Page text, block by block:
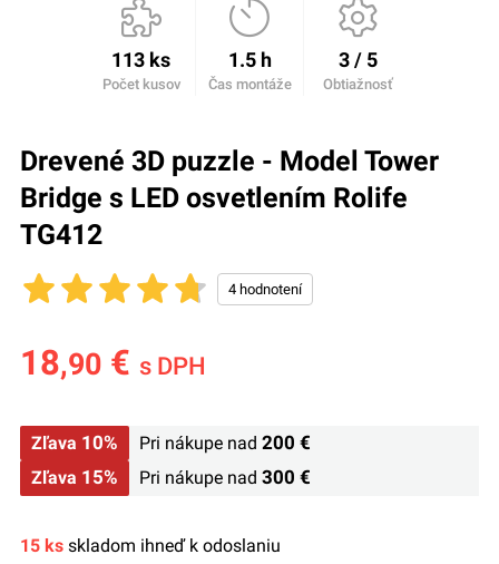
113 ks
Počet kusov
1.5 h
Čas montáže
3 / 5
Obtiažnosť
Drevené 3D puzzle - Model Tower
Bridge s LED osvetlením Rolife
TG412
18,90€ s DPH
Zľava 10% Pri nákupe nad200 €
Zľava 15% Pri nákupe nad300 €
15 ksskladom ihneď k odoslaniu